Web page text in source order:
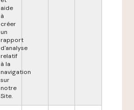
aide
à
créer
un
rapport
d'analyse
relatif
à la
navigation
sur
notre
Site.